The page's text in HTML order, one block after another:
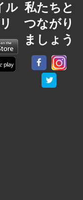
ル 私たちと
つながり
ましょう